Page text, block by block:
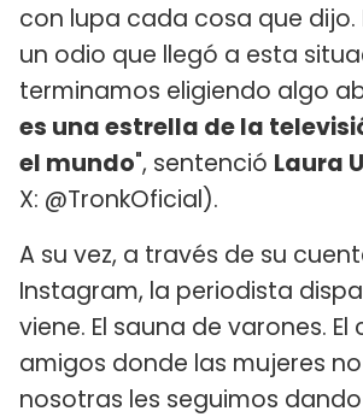
con lupa cada cosa que dijo.
un odio que llegó a esta
terminamos eligiendo algo
es una estrella de la
el mundo", sentenció Laura
X: @TronkOficial).
A su vez, a través de su
Instagram, la periodista
viene. El sauna de varones. El
amigos donde las mujeres
nosotras les seguimos